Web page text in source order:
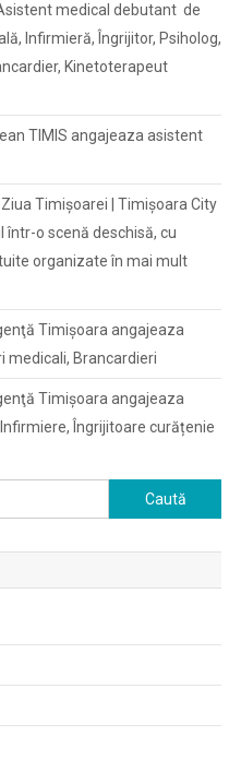
medical debutant de
Infirmieră, Îngrijitor, Psiholog,
Kinetoterapeut
TIMIS angajeaza asistent
Timișoarei | Timișoara City
o scenă deschisă, cu
organizate în mai mult
Timişoara angajeaza
medicali, Brancardieri
Timişoara angajeaza
Îngrijitoare curățenie
Caută
după: